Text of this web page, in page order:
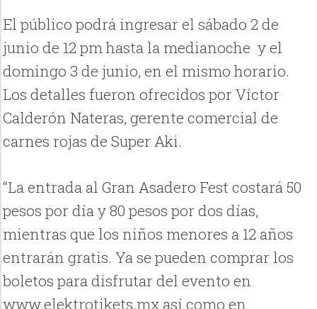
El público podrá ingresar el sábado 2 de
junio de 12 pm hasta la medianoche y el
domingo 3 de junio, en el mismo horario.
Los detalles fueron ofrecidos por Víctor
Calderón Nateras, gerente comercial de
carnes rojas de Super Aki.
“La entrada al Gran Asadero Fest costará 50
pesos por día y 80 pesos por dos días,
mientras que los niños menores a 12 años
entrarán gratis. Ya se pueden comprar los
boletos para disfrutar del evento en
www.elektrotikets.mx así como en